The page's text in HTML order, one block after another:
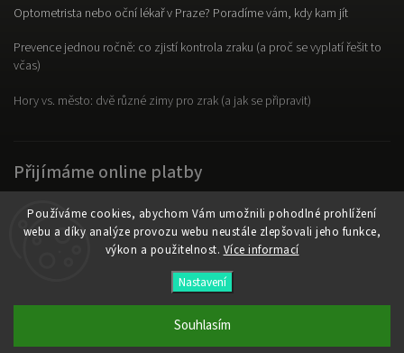
Používáme cookies, abychom Vám umožnili pohodlné prohlížení
webu a díky analýze provozu webu neustále zlepšovali jeho funkce,
výkon a použitelnost. Více informací
Nastavení
Souhlasím
Optometrista nebo oční lékař v Praze? Poradíme vám, kdy kam jít
Prevence jednou ročně: co zjistí kontrola zraku (a proč se vyplatí řešit to
včas)
Hory vs. město: dvě různé zimy pro zrak (a jak se připravit)
Přijímáme online platby
OpticLab. Všechna práva vyhrazena.